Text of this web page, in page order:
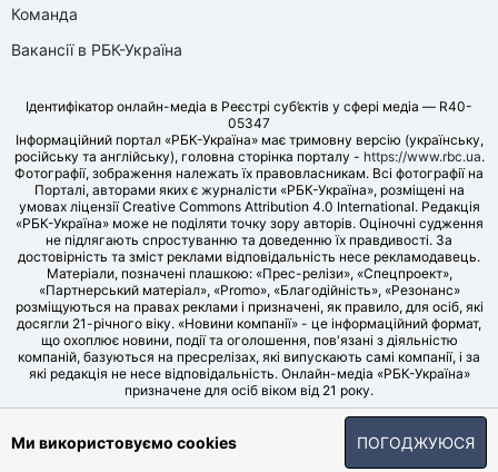
Команда
Вакансії в РБК-Україна
Ідентифікатор онлайн-медіа в Реєстрі суб’єктів у сфері медіа — R40-
05347
Інформаційний портал «РБК-Україна» має тримовну версію (українську,
російську та англійську), головна сторінка порталу - https://www.rbc.ua.
Фотографії, зображення належать їх правовласникам. Всі фотографії на
Порталі, авторами яких є журналісти «РБК-Україна», розміщені на
умовах ліцензії Creative Commons Attribution 4.0 International. Редакція
«РБК-Україна» може не поділяти точку зору авторів. Оціночні судження
не підлягають спростуванню та доведенню їх правдивості. За
достовірність та зміст реклами відповідальність несе рекламодавець.
Матеріали, позначені плашкою: «Прес-релізи», «Спецпроект»,
«Партнерський матеріал», «Promo», «Благодійність», «Резонанс»
розміщуються на правах реклами і призначені, як правило, для осіб, які
досягли 21-річного віку. «Новини компанії» - це інформаційний формат,
що охоплює новини, події та оголошення, пов'язані з діяльністю
компаній, базуються на пресрелізах, які випускають самі компанії, і за
які редакція не несе відповідальність. Онлайн-медіа «РБК-Україна»
призначене для осіб віком від 21 року.
© LLC «UBT MEDIA», 2006-2026.
Ми використовуємо cookies ПОГОДЖУЮСЯ